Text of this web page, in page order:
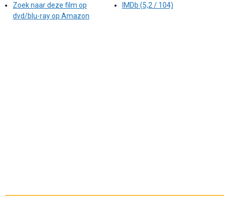
Zoek naar deze film op
dvd/blu-ray op Amazon
IMDb (5,2 / 104)